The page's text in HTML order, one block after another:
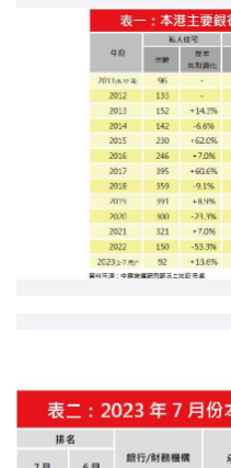
转按计算
置业预算
供款年期计算
免费物业估价
下载中心